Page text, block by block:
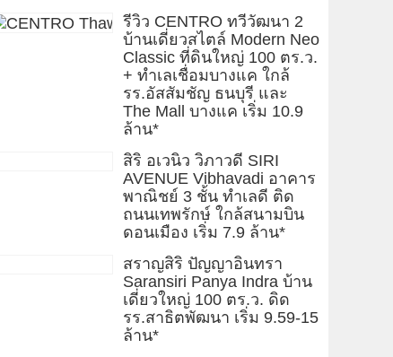
รีวิว CENTRO ทวีวัฒนา 2
บ้านเดี่ยวสไตล์ Modern Neo
Classic ที่ดินใหญ่ 100 ตร.ว.
+ ทำเลเชื่อมบางแค ใกล้
รร.อัสสัมชัญ ธนบุรี และ
The Mall บางแค เริ่ม 10.9
ล้าน*
สิริ อเวนิว วิภาวดี SIRI
AVENUE Vibhavadi อาคาร
พาณิชย์ 3 ชั้น ทำเลดี ติด
ถนนเทพรักษ์ ใกล้สนามบิน
ดอนเมือง เริ่ม 7.9 ล้าน*
สราญสิริ ปัญญาอินทรา
Saransiri Panya Indra บ้าน
เดี่ยวใหญ่ 100 ตร.ว. ดิด
รร.สาธิตพัฒนา เริ่ม 9.59-15
ล้าน*